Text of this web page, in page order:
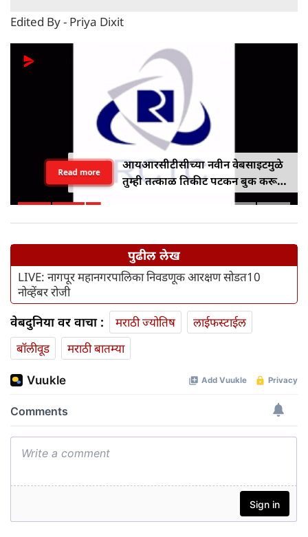
Edited By - Priya Dixit
आयआरसीटीसीच्या नवीन वेबसाइटमुळे
तुम्ही तत्काळ तिकीट पटकन बुक करू
Read more
पुढील लेख
LIVE: नागपूर महानगरपालिका निवडणूक आरक्षण सोडत10
नोव्हेंबर रोजी
वेबदुनिया वर वाचा : मराठी ज्योतिष
लाईफस्टाईल
बॉलीवूड
मराठी बातम्या